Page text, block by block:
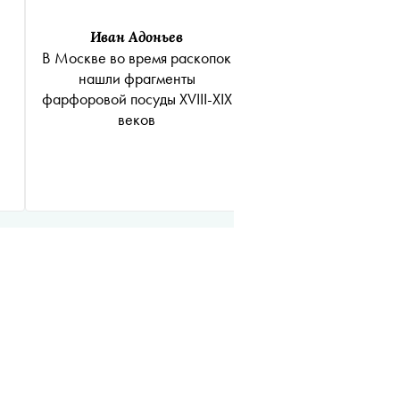
Иван Адоньев
В Москве во время раскопок
нашли фрагменты
фарфоровой посуды XVIII-XIX
веков